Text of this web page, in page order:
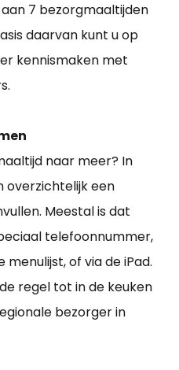
7 bezorgmaaltijden
daarvan kunt u op
kennismaken met
naar meer? In
overzichtelijk een
Meestal is dat
telefoonnummer,
of via de iPad.
regel tot in de keuken
bezorger in